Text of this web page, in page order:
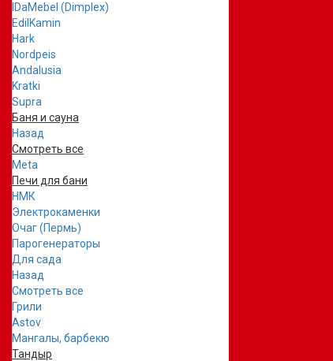
IDaMebel (Dimplex)
EdilKamin
Hark
Nordpeis
Andalusia
Kratki
Supra
Баня и сауна
Назад
Смотреть все
Meta
Печи для бани
НМК
Электрокаменки
Очаг (Пермь)
Парогенераторы
Для сада
Назад
Смотреть все
Грили
Astov
Мангалы, барбекю
Тандыр